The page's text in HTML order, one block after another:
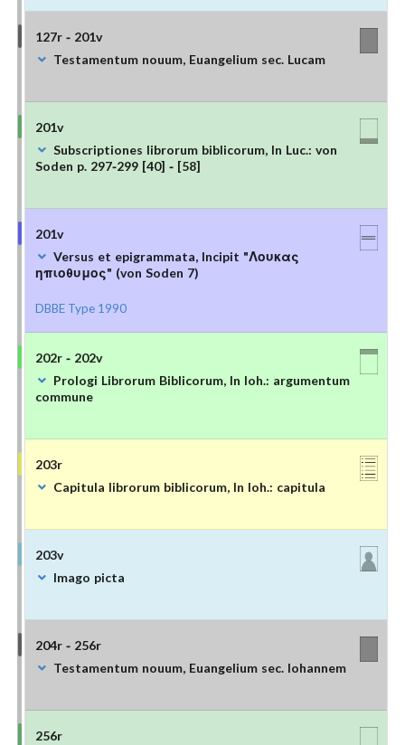
127r - 201v
Testamentum nouum, Euangelium sec. Lucam
201v
Subscriptiones librorum biblicorum, In Luc.: von
Soden p. 297-299 [40] - [58]
201v
Versus et epigrammata, Incipit "Λουκας
ηπιοθυμος" (von Soden 7)
DBBE Type 1990
202r - 202v
Prologi Librorum Biblicorum, In Ioh.: argumentum
commune
203r
Capitula librorum biblicorum, In Ioh.: capitula
203v
Imago picta
204r - 256r
Testamentum nouum, Euangelium sec. Iohannem
256r